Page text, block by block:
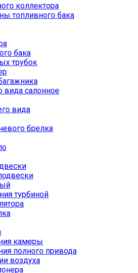
коллектора
топливного бака
бака
трубок
вида салонное
вида
брелка
турбиной
камеры
полного привода
воздуха